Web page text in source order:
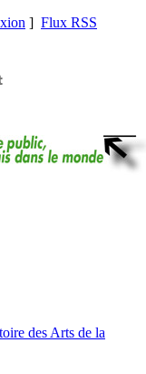
] Flux RSS
des Arts de la